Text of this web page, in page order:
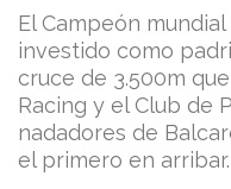
El Campeón
investido como
cruce de 3.500m
Racing y el Club de
nadadores de
el primero en arribar.